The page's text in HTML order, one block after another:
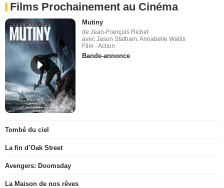
Films Prochainement au Cinéma
Mutiny
de Jean-François Richet
avec Jason Statham, Annabelle Wallis
Film - Action
Bande-annonce
Tombé du ciel
La fin d’Oak Street
Avengers: Doomsday
La Maison de nos rêves